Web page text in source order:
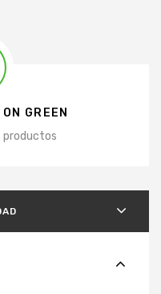
GREEN
productos